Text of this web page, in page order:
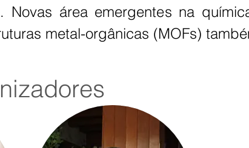
Novas área emergentes na
metal-orgânicas (MOFs)
izadores